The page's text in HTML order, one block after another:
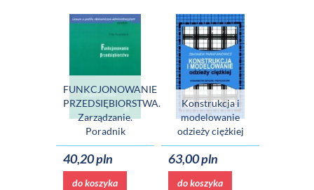
FUNKCJONOWANIE
PRZEDSIĘBIORSTWA.
Zarządzanie.
Poradnik
40,20 pln
do koszyka
Konstrukcja i
modelowanie
odzieży ciężkiej
63,00 pln
do koszyka